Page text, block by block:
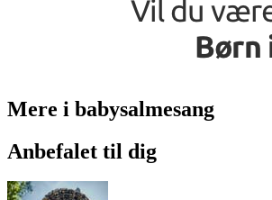
Mere i babysalmesang
Anbefalet til dig